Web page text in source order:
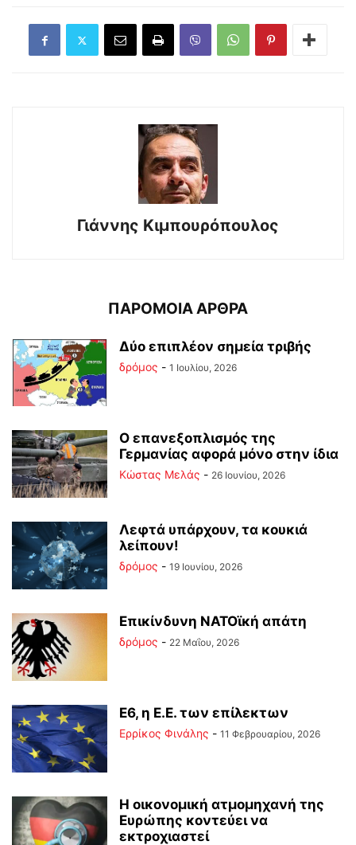
Γιάννης Κιμπουρόπουλος
ΠΑΡΟΜΟΙΑ ΑΡΘΡΑ
Δύο επιπλέον σημεία τριβής
δρόμος - 1 Ιουλίου, 2026
Ο επανεξοπλισμός της
Γερμανίας αφορά μόνο στην ίδια
Κώστας Μελάς - 26 Ιουνίου, 2026
Λεφτά υπάρχουν, τα κουκιά
λείπουν!
δρόμος - 19 Ιουνίου, 2026
Επικίνδυνη ΝΑΤΟϊκή απάτη
δρόμος - 22 Μαΐου, 2026
Ε6, η Ε.Ε. των επίλεκτων
Ερρίκος Φινάλης - 11 Φεβρουαρίου, 2026
Η οικονομική ατμομηχανή της
Ευρώπης κοντεύει να
εκτροχιαστεί